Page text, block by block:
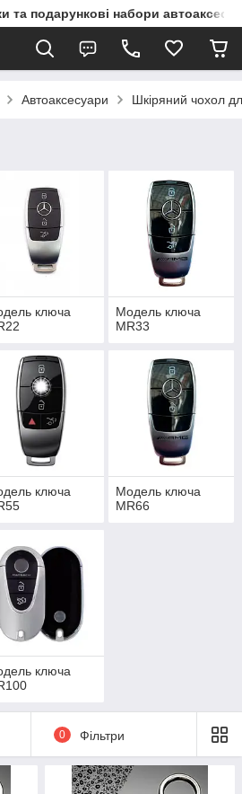
та подарункові набори
Автоаксесуари Шкіряний чохол
ключа
Модель ключа
MR33
ключа
Модель ключа
MR66
ключа
0 Фільтри